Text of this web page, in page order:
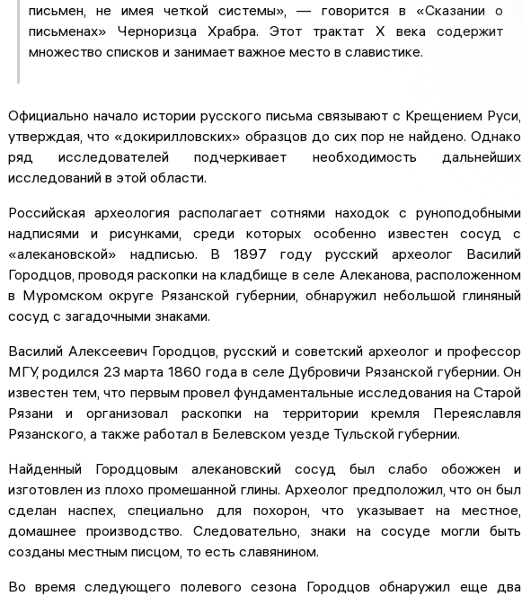
письмен, не имея четкой системы», — говорится в «Сказании о
письменах» Черноризца Храбра. Этот трактат X века содержит
множество списков и занимает важное место в славистике.
Официально начало истории русского письма связывают с Крещением Руси,
утверждая, что «докирилловских» образцов до сих пор не найдено. Однако
ряд исследователей подчеркивает необходимость дальнейших
исследований в этой области.
Российская археология располагает сотнями находок с руноподобными
надписями и рисунками, среди которых особенно известен сосуд с
«алекановской» надписью. В 1897 году русский археолог Василий
Городцов, проводя раскопки на кладбище в селе Алеканова, расположенном
в Муромском округе Рязанской губернии, обнаружил небольшой глиняный
сосуд с загадочными знаками.
Василий Алексеевич Городцов, русский и советский археолог и профессор
МГУ, родился 23 марта 1860 года в селе Дубровичи Рязанской губернии. Он
известен тем, что первым провел фундаментальные исследования на Старой
Рязани и организовал раскопки на территории кремля Переяславля
Рязанского, а также работал в Белевском уезде Тульской губернии.
Найденный Городцовым алекановский сосуд был слабо обожжен и
изготовлен из плохо промешанной глины. Археолог предположил, что он был
сделан наспех, специально для похорон, что указывает на местное,
домашнее производство. Следовательно, знаки на сосуде могли быть
созданы местным писцом, то есть славянином.
Во время следующего полевого сезона Городцов обнаружил еще два